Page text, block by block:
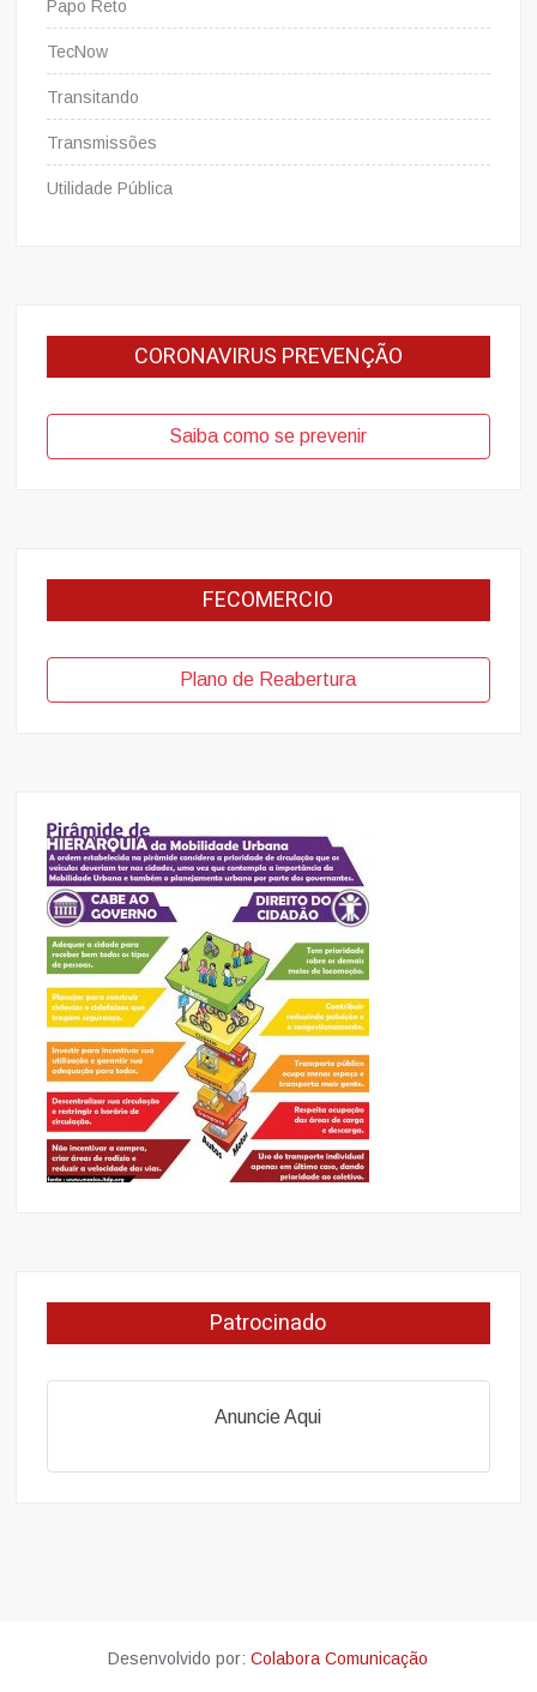
Papo Reto
TecNow
Transitando
Transmissões
Utilidade Pública
CORONAVIRUS PREVENÇÃO
Saiba como se prevenir
FECOMERCIO
Plano de Reabertura
Patrocinado
Anuncie Aqui
Desenvolvido por:Colabora Comunicação